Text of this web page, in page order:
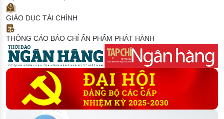
GIÁO DỤC TÀI CHÍNH
THÔNG CÁO BÁO CHÍ ẤN PHẨM PHÁT HÀNH